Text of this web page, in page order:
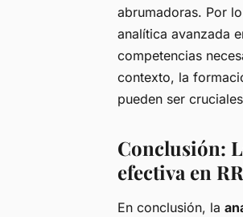
abrumadoras. Por
analítica avanzada
competencias
contexto, la
pueden ser
Conclusión:
efectiva en
En conclusión, la